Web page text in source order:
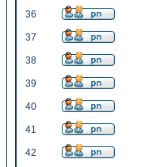
36
37
38
39
40
41
42